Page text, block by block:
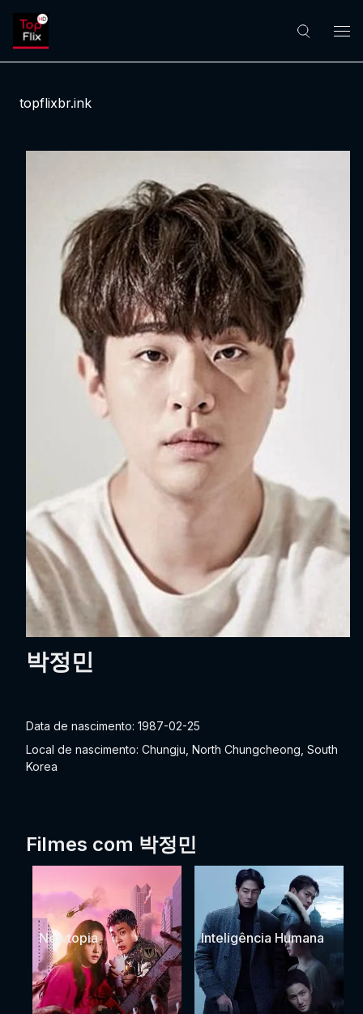
topflixbr.ink
박정민
Data de nascimento: 1987-02-25
Local de nascimento: Chungju, North Chungcheong, South
Korea
Filmes com 박정민
Newtopia Inteligência Humana